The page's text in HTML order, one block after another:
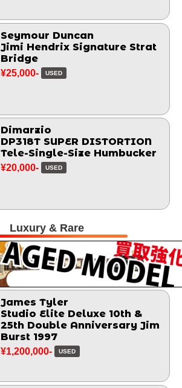
Seymour Duncan
Jimi Hendrix Signature Strat
Bridge
¥25,000- USED
Dimarzio
DP318T SUPER DISTORTION
Tele-Single-Size Humbucker
¥20,000- USED
Luxury & Rare
James Tyler
Studio Elite Deluxe 10th &
25th Double Anniversary Jim
Burst 1997
¥1,200,000- USED